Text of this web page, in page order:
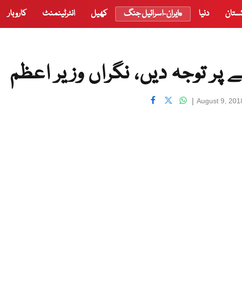
دنیا ایران-اسرائیل جنگ کھیل انٹرٹینمنٹ کاروبار
پر توجہ دیں، نگراں وزیر اعظم
August 9,
|